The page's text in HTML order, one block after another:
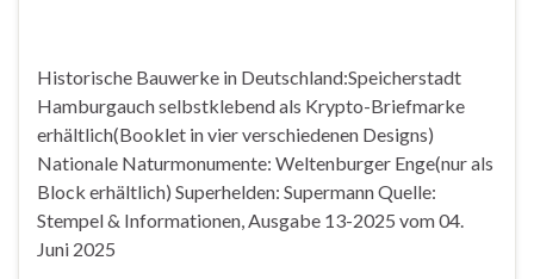
Historische Bauwerke in Deutschland:Speicherstadt
Hamburgauch selbstklebend als Krypto-Briefmarke
erhältlich(Booklet in vier verschiedenen Designs)
Nationale Naturmonumente: Weltenburger Enge(nur als
Block erhältlich) Superhelden: Supermann Quelle:
Stempel & Informationen, Ausgabe 13-2025 vom 04.
Juni 2025